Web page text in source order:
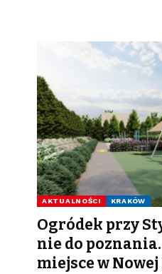
AKTUALNOŚCI KRAKÓW
Ogródek przy
nie do
miejsce w